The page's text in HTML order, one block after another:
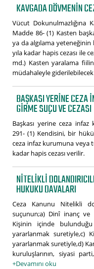
KAVGADA DÖVMENIN
Vücut Dokunulmazlığına
Madde 86- (1) Kasten
ya da algılama
yıla kadar hapis cezası ile
md.) Kasten yaralama
müdahaleyle
BAŞKASI YERINE CEZA
GIRME SUÇU VE CEZASI
Başkası yerine ceza
291- (1) Kendisini, bir
ceza infaz kurumuna veya
kadar hapis cezası verilir.
NITELIKLI
HUKUKU DAVALARI
Ceza Kanunu Nitelikli
suçunun;a) Dinî inanç ve
Kişinin içinde
yararlanmak suretiyle,c)
yararlanmak suretiyle,d)
kuruluşlarının, siyasi
+Devamını oku